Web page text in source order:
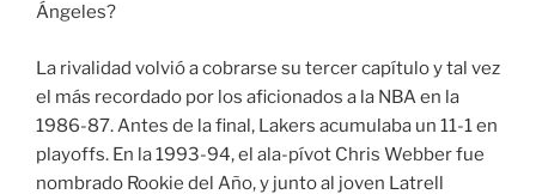
Ángeles?
La rivalidad volvió a cobrarse su tercer capítulo y tal vez
el más recordado por los aficionados a la NBA en la
1986-87. Antes de la final, Lakers acumulaba un 11-1 en
playoffs. En la 1993-94, el ala-pívot Chris Webber fue
nombrado Rookie del Año, y junto al joven Latrell